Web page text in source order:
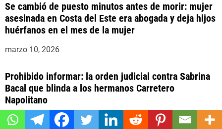
Se cambió de puesto minutos antes de morir: mujer
asesinada en Costa del Este era abogada y deja hijos
huérfanos en el mes de la mujer
marzo 10, 2026
Prohibido informar: la orden judicial contra Sabrina
Bacal que blinda a los hermanos Carretero
Napolitano
marzo 5, 2026